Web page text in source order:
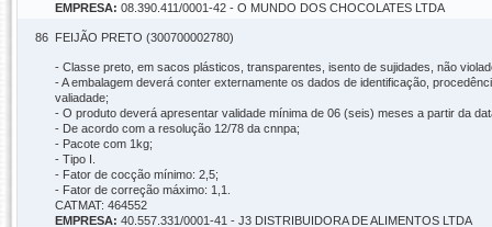
EMPRESA: 08.390.411/0001-42 - O MUNDO DOS CHOCOLATES LTDA
86 FEIJÃO PRETO (300700002780)
- Classe preto, em sacos plásticos, transparentes, isento de sujidades, não
- A embalagem deverá conter externamente os dados de identificação,
valiadade;
- O produto deverá apresentar validade mínima de 06 (seis) meses a partir da
- De acordo com a resolução 12/78 da cnnpa;
- Pacote com 1kg;
- Tipo I.
- Fator de cocção mínimo: 2,5;
- Fator de correção máximo: 1,1.
CATMAT: 464552
EMPRESA: 40.557.331/0001-41 - J3 DISTRIBUIDORA DE ALIMENTOS LTDA